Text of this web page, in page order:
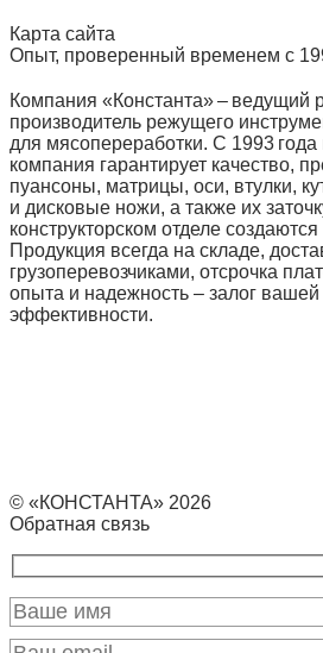
Карта сайта
Опыт, проверенный временем с
Компания «Константа» – ведущий
производитель режущего
для мясопереработки. С 1993 года
компания гарантирует качество,
пуансоны, матрицы, оси, втулки,
и дисковые ножи, а также их
конструкторском отделе создаются
Продукция всегда на складе,
грузоперевозчиками, отсрочка
опыта и надежность – залог
эффективности.
© «КОНСТАНТА» 2026
Обратная связь